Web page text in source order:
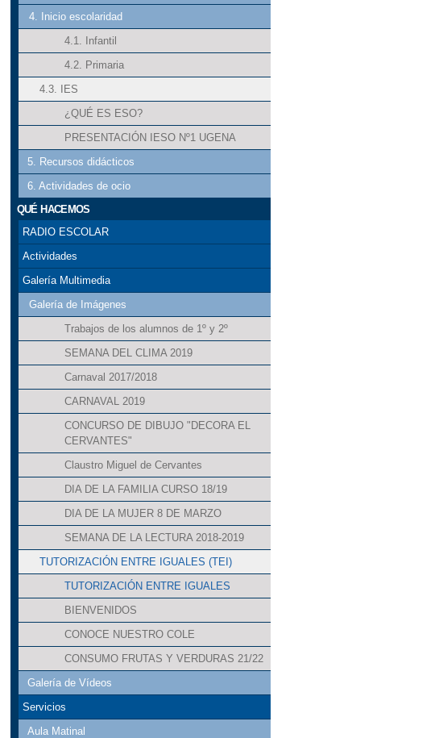
4. Inicio escolaridad
4.1. Infantil
4.2. Primaria
4.3. IES
¿QUÉ ES ESO?
PRESENTACIÓN IESO Nº1 UGENA
5. Recursos didácticos
6. Actividades de ocio
QUÉ HACEMOS
RADIO ESCOLAR
Actividades
Galería Multimedia
Galería de Imágenes
Trabajos de los alumnos de 1º y 2º
SEMANA DEL CLIMA 2019
Carnaval 2017/2018
CARNAVAL 2019
CONCURSO DE DIBUJO "DECORA EL
CERVANTES"
Claustro Miguel de Cervantes
DIA DE LA FAMILIA CURSO 18/19
DIA DE LA MUJER 8 DE MARZO
SEMANA DE LA LECTURA 2018-2019
TUTORIZACIÓN ENTRE IGUALES (TEI)
TUTORIZACIÓN ENTRE IGUALES
BIENVENIDOS
CONOCE NUESTRO COLE
CONSUMO FRUTAS Y VERDURAS 21/22
Galería de Vídeos
Servicios
Aula Matinal